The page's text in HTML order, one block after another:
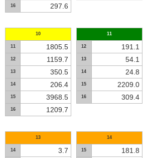
16 297.6
10
11 1805.5
12 1159.7
13 350.5
14 206.4
15 3968.5
16 1209.7
11
12 191.1
13 54.1
14 24.8
15 2209.0
16 309.4
13
14 3.7
14
15 181.8